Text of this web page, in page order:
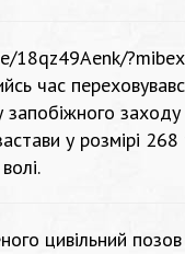
18qz49Aenk/
час
заходу
у розмірі 268
цивільний